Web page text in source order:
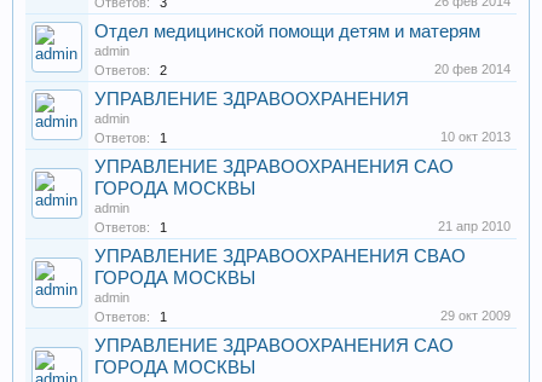
Отдел медицинской помощи детям и матерям
admin
Ответов:
2 20 фев 2014
УПРАВЛЕНИЕ ЗДРАВООХРАНЕНИЯ
admin
Ответов:
1 10 окт 2013
УПРАВЛЕНИЕ ЗДРАВООХРАНЕНИЯ САО
ГОРОДА МОСКВЫ
admin
Ответов:
1 21 апр 2010
УПРАВЛЕНИЕ ЗДРАВООХРАНЕНИЯ СВАО
ГОРОДА МОСКВЫ
admin
Ответов:
1 29 окт 2009
УПРАВЛЕНИЕ ЗДРАВООХРАНЕНИЯ САО
ГОРОДА МОСКВЫ